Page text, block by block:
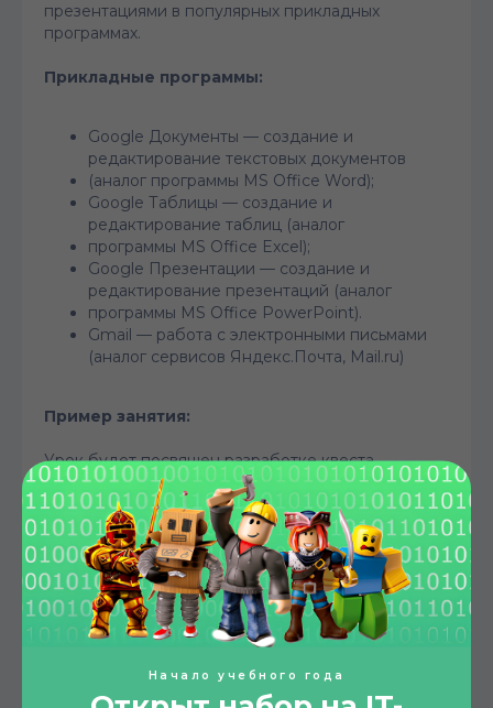
презентациями в популярных прикладных
программах.
Прикладные программы:
Google Документы — создание и
редактирование текстовых документов
(аналог программы MS Office Word);
Google Таблицы — создание и
редактирование таблиц (аналог
программы MS Office Excel);
Google Презентации — создание и
редактирование презентаций (аналог
программы MS Office PowerPoint).
Gmail — работа с электронными письмами
(аналог сервисов Яндекс.Почта, Mail.ru)
Пример занятия:
Урок будет посвящен разработке квеста
“Волшебная комната”, в котором игроку
предстоит искать спрятанные предметы. Во
время создания игры ученики с нуля оформят
свою презентацию, познакомятся с созданием
внутренних гиперссылок и научатся
редактировать изображения внутри презентации.
Методический план модуля:
Знакомство с компьютером: история его
Начало учебного года